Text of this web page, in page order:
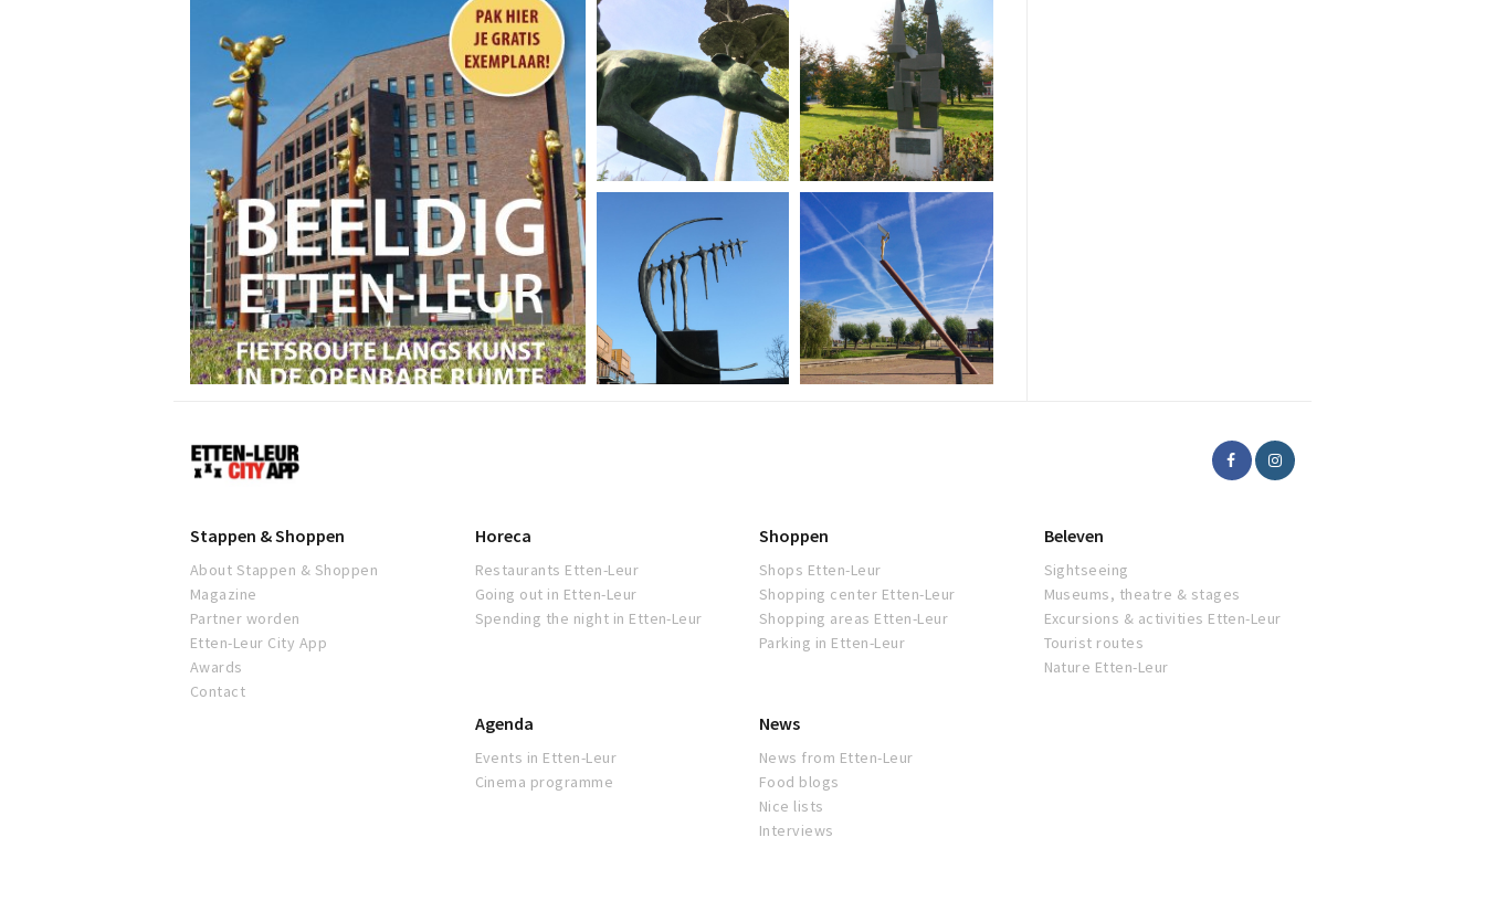
Etten-
Leur
Stappen & Shoppen
About Stappen & Shoppen
Magazine
Partner worden
Etten-Leur City App
Awards
Contact
Horeca
Restaurants Etten-Leur
Going out in Etten-Leur
Spending the night in Etten-Leur
Shoppen
Shops Etten-Leur
Shopping center Etten-Leur
Shopping areas Etten-Leur
Parking in Etten-Leur
Beleven
Sightseeing
Museums, theatre & stages
Excursions & activities Etten-Leur
Tourist routes
Nature Etten-Leur
Agenda
Events in Etten-Leur
Cinema programme
News
News from Etten-Leur
Food blogs
Nice lists
Interviews